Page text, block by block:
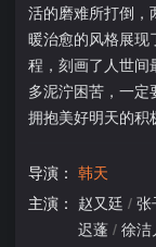
活的磨难所打倒，
暖治愈的风格展现
程，刻画了人世间
多泥泞困苦，一定
拥抱美好明天的积
导演： 韩天
主演： 赵又廷 / 张
迟蓬 / 徐洁